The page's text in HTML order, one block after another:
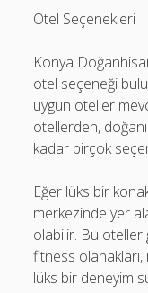
Otel Seçenekleri
Konya
otel seçeneği
uygun oteller
otellerden,
kadar birçok
Eğer lüks bir
merkezinde yer
olabilir. Bu oteller
fitness
lüks bir deneyim